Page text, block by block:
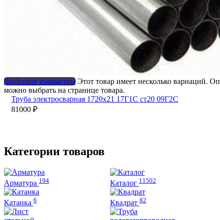
Выберите параметры Этот товар имеет несколько вариаций.
можно выбрать на странице товара.
Труба электросварная 1720х21 17Г1С ст20 09Г2С
81000 ₽
Категории товаров
Арматура 194 Каталог 11502
Катанка 6 Квадрат 82